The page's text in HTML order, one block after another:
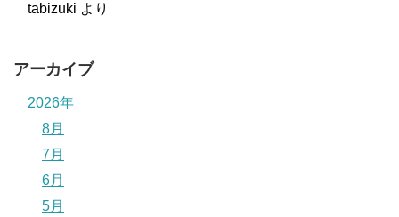
tabizuki より
アーカイブ
2026年
8月
7月
6月
5月